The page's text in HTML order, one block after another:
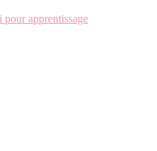
apprentissage